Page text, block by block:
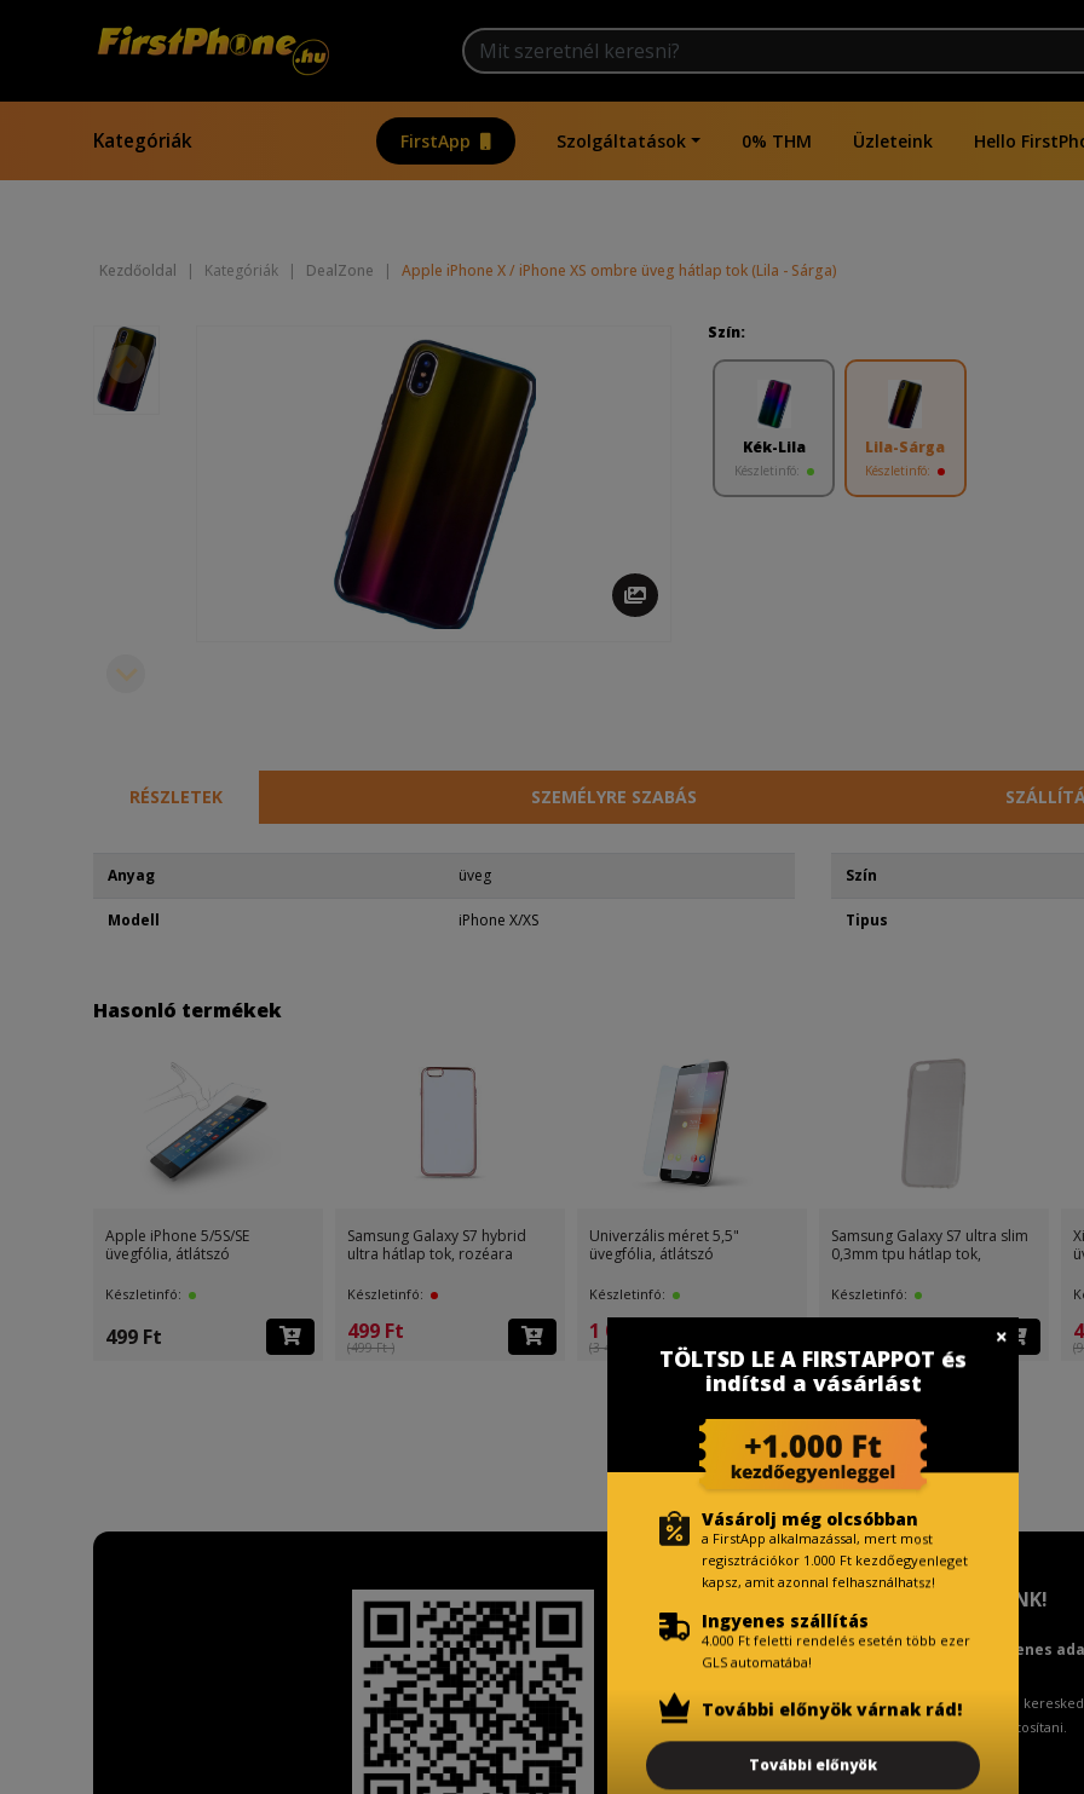
Kategóriák FirstApp Szolgáltatások 0% THM Üzleteink Hello
Kezdőoldal | Kategóriák | DealZone | Apple iPhone X / iPhone XS ombre üveg hátlap tok (Lila - Sárga)
Szín:
Kék-Lila
Készletinfó:
Lila-Sárga
Készletinfó:
RÉSZLETEK SZEMÉLYRE SZABÁS
Anyag üveg
Modell iPhone X/XS
Szín
Tipus
Hasonló termékek
Samsung Galaxy S7 hybrid
ultra hátlap tok, rozéara
Készletinfó:
499 Ft
(499 Ft )
Univerzális méret 5,5"
üvegfólia, átlátszó
Készletinfó:
1 099 Ft
(3 499 Ft )
Samsung Galaxy S7 ultra slim
0,3mm tpu hátlap tok,
Készletinfó:
Xiaomi Redmi Note 3
üvegfólia, átlátszó
Készletinfó:
TISZTELT VÁSÁRLÓNK!
Fizetésnél kérje az ingyenes
A Kormány döntése alapján a
ingyenes adattörlő kódot biztosítani.
TÖLTSD LE A FIRSTAPPOT és
indítsd a vásárlást
Vásárolj még olcsóbban
a FirstApp alkalmazással, mert most
regisztrációkor 1.000 Ft kezdőegyenleget
kapsz, amit azonnal felhasználhatsz!
Ingyenes szállítás
4.000 Ft feletti rendelés esetén több ezer
GLS automatába!
További előnyök várnak rád!
További előnyök